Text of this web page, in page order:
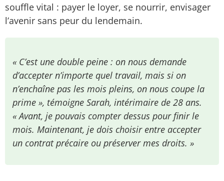
souffle vital : payer le loyer, se nourrir, envisager
l’avenir sans peur du lendemain.
« C’est une double peine : on nous demande
d’accepter n’importe quel travail, mais si on
n’enchaîne pas les mois pleins, on nous coupe la
prime », témoigne Sarah, intérimaire de 28 ans.
« Avant, je pouvais compter dessus pour finir le
mois. Maintenant, je dois choisir entre accepter
un contrat précaire ou préserver mes droits. »